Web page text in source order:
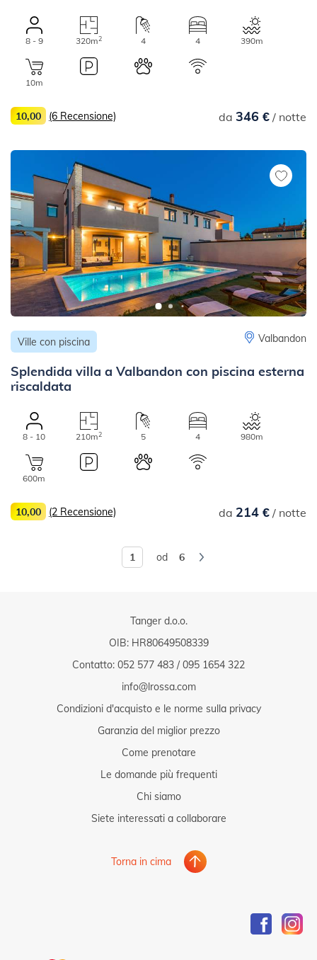
8 - 9 320m2 4 4 390m
10m
da 346 €/ notte
10,00 (6 Recensione)
Ville con piscina Valbandon
Splendida villa a Valbandon con piscina esterna
riscaldata
8 - 10 210m2 5 4 980m
600m
da 214 €/ notte
10,00 (2 Recensione)
od 6
Tanger d.o.o.
OIB: HR80649508339
Contatto: 052 577 483 /095 1654 322
info@lrossa.com
Condizioni d'acquisto e le norme sulla privacy
Garanzia del miglior prezzo
Come prenotare
Le domande più frequenti
Chi siamo
Siete interessati a collaborare
Torna in cima